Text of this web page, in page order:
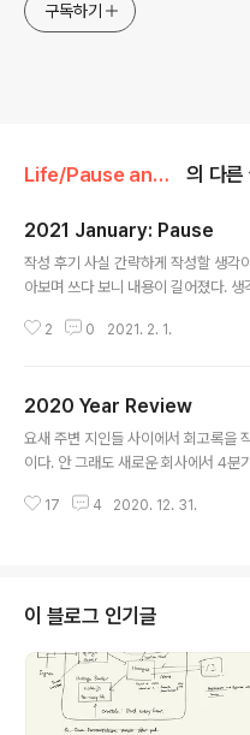
구독하기
Life/Pause and Ponder 의 다른
2021 January: Pause
작성 후기 사실 간략하게 작성할 생각
아보며 쓰다 보니 내용이 길어졌다. 생
야 할까? 정리 안된 의식의 흐름 주의 1
후폭풍이 몰아칠 줄은 몰랐다. 분명 새
심 차게 시작했는데, 삐그덕 거리더니
퓨터 프로그램처럼 지웠다가 다시 설
가 끝난 것 같고, 2월부터는 본격적으
2 0 2021. 2. 1.
2020 Year Review
요새 주변 지인들 사이에서 회고록을
이다. 안 그래도 새로운 회사에서 4분
는데, 잘 됐다. 내가 뭘 했는지 궁금
하는 것도 그런 이유가 아닌가 싶다. 일
찬가지. 문서화의 힘은 매우 강력하다.
기자는 생각으로 블로그를 시작했다.
를 사용하려 했으나 불편하다고 느
다. 좋은 시도였지만 생각보다 글을
17 4 2020. 12. 31.
이 블로그 인기글